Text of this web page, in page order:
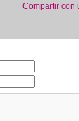
Compartir con